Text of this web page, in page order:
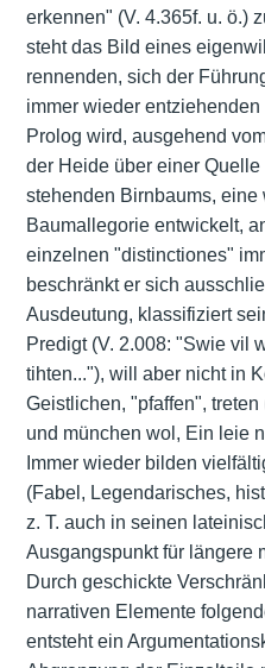
erkennen" (V. 4.365f. u. ö.)
steht das Bild eines
rennenden, sich der
immer wieder
Prolog wird, ausgehend
der Heide über einer
stehenden Birnbaums, eine
Baumallegorie entwickelt,
einzelnen "distinctiones"
beschränkt er sich
Ausdeutung, klassifiziert
Predigt (V. 2.008: "Swie vil
tihten..."), will aber nicht in
Geistlichen, "pfaffen",
und münchen wol, Ein leie
Immer wieder bilden
(Fabel, Legendarisches,
z. T. auch in seinen
Ausgangspunkt für längere
Durch geschickte
narrativen Elemente
entsteht ein